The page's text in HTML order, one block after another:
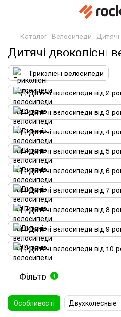
Каталог Велосипеди
Дитячі двоколісні
Триколісні велосипеди
Дитячі велосипеди від 2
Дитячі велосипеди від 3
Дитячі велосипеди від 4
Дитячі велосипеди від 5
Дитячі велосипеди від 6
Дитячі велосипеди від 7
Дитячі велосипеди від 8
Дитячі велосипеди від 9
Дитячі велосипеди від 10
Фільтр 1
Особливості Двухколесные